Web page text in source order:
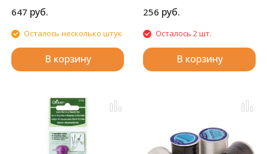
Идеально подходит для
подшива и обвяза одежды,
штор и одеял. Широкое
отверстие легко скользит по
нескольким слоям сложенной
ткани, а плоское основание
удерживает их в нужном
метрическая и имперская
система мер –выгравирована
на нержавеющей стали,
защищенной от коррозии, для
длительного использования.
647 руб.
Осталось несколько штук
В корзину
256 руб.
Осталось 2 шт.
В корзину